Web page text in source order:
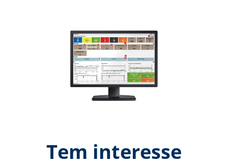
Tem interesse